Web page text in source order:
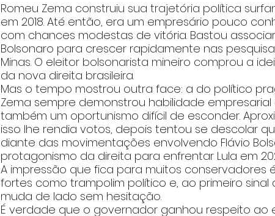
Romeu Zema construiu sua trajetória política
em 2018. Até então, era um empresário pouco
com chances modestas de vitória. Bastou
Bolsonaro para crescer rapidamente nas
Minas. O eleitor bolsonarista mineiro comprou a
da nova direita brasileira.
Mas o tempo mostrou outra face: a do político
Zema sempre demonstrou habilidade
também um oportunismo difícil de esconder.
isso lhe rendia votos, depois tentou se descolar
diante das movimentações envolvendo Flávio
protagonismo da direita para enfrentar Lula em
A impressão que fica para muitos conservadores
fortes como trampolim político e, ao primeiro
muda de lado sem hesitação.
É verdade que o governador ganhou respeito ao